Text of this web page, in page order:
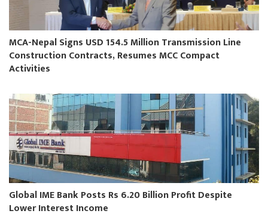
MCA-Nepal Signs USD 154.5 Million Transmission Line
Construction Contracts, Resumes MCC Compact
Activities
Global IME Bank Posts Rs 6.20 Billion Profit Despite
Lower Interest Income